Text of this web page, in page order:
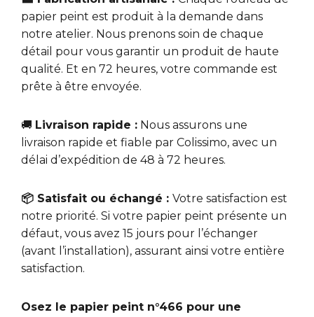
papier peint est produit à la demande dans
notre atelier. Nous prenons soin de chaque
détail pour vous garantir un produit de haute
qualité. Et en 72 heures, votre commande est
prête à être envoyée.
🚚 Livraison rapide : Nous assurons une
livraison rapide et fiable par Colissimo, avec un
délai d’expédition de 48 à 72 heures.
📦 Satisfait ou échangé : Votre satisfaction est
notre priorité. Si votre papier peint présente un
défaut, vous avez 15 jours pour l’échanger
(avant l’installation), assurant ainsi votre entière
satisfaction.
Osez le papier peint n°466 pour une